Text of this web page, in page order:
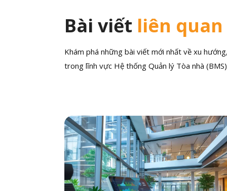
Bài viết liên quan
Khám phá những bài viết mới nhất về xu
trong lĩnh vực Hệ thống Quản lý Tòa nhà